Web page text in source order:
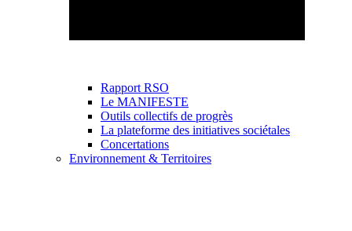
Rapport RSO
Le MANIFESTE
Outils collectifs de progrès
La plateforme des initiatives sociétales
Concertations
Environnement & Territoires